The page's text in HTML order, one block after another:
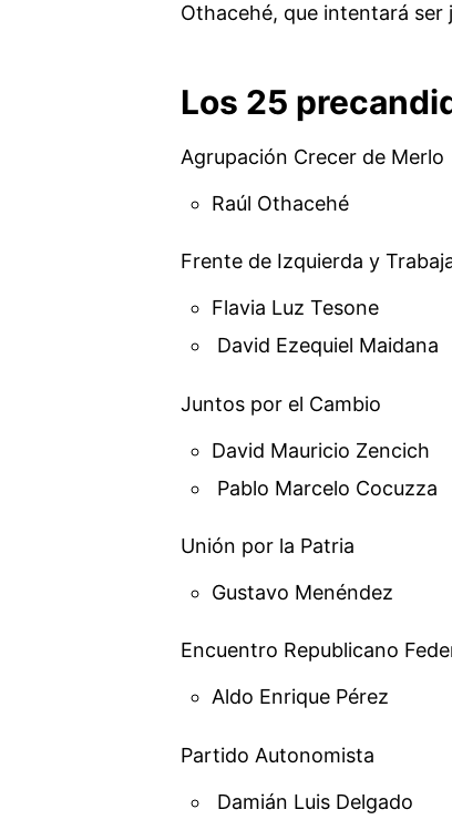
Othacehé, que intentará
Los 25
Agrupación Crecer de Merlo
Raúl Othacehé
Frente de Izquierda y
Flavia Luz Tesone
David Ezequiel Maidana
Juntos por el Cambio
David Mauricio Zencich
Pablo Marcelo Cocuzza
Unión por la Patria
Gustavo Menéndez
Encuentro Republicano
Aldo Enrique Pérez
Partido Autonomista
Damián Luis Delgado